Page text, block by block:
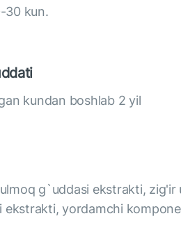
30 kun.
kundan boshlab 2 yil
g`uddasi ekstrakti, zig'ir
ekstrakti, yordamchi